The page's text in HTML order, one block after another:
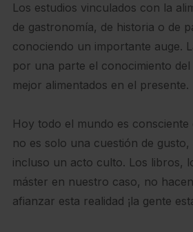
Los estudios vinculados con la
de gastronomía, de historia o de
conociendo un importante auge.
por una parte el conocimiento
mejor alimentados en el presente.
Hoy todo el mundo es consciente
no es solo una cuestión de gusto,
incluso un acto culto. Los libros,
máster en nuestro caso, no
afianzar esta realidad ¡la gente